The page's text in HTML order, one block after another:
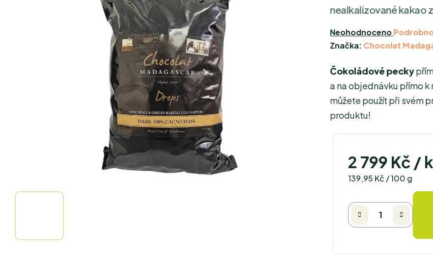
nealkalizované kakao
Průměrné
hodnocení
je
0,0
z
hvězdiček.
Neohodnoceno
Značka: Chocolat
Čokoládové pecky
a na objednávku přímo
můžete použít při svém
produktu!
2 799 Kč /
Měrná cena:
139,95 Kč / 100 g